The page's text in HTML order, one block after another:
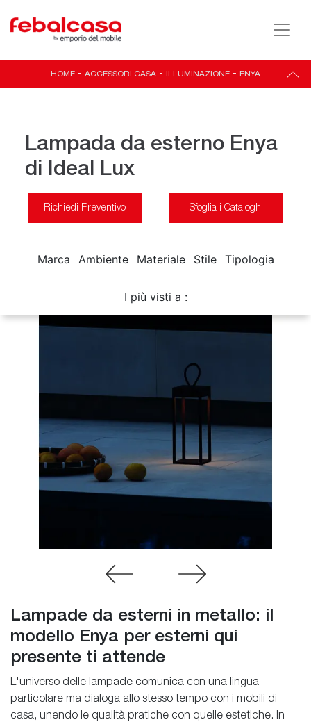
HOME - ACCESSORI CASA - ILLUMINAZIONE - ENYA
Lampada da esterno Enya
di Ideal Lux
Richiedi Preventivo Sfoglia i Cataloghi
Marca Ambiente Materiale Stile Tipologia
I più visti a :
Lampade da esterni in metallo: il
modello Enya per esterni qui
presente ti attende
L'universo delle lampade comunica con una lingua
particolare ma dialoga allo stesso tempo con i mobili di
casa, unendo le qualità pratiche con quelle estetiche. In